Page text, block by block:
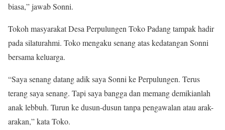
biasa,” jawab Sonni.
Tokoh masyarakat Desa Perpulungen Toko Padang tampak hadir
pada silaturahmi. Toko mengaku senang atas kedatangan Sonni
bersama keluarga.
“Saya senang datang adik saya Sonni ke Perpulungen. Terus
terang saya senang. Tapi saya bangga dan memang demikianlah
anak lebbuh. Turun ke dusun-dusun tanpa pengawalan atau arak-
arakan,” kata Toko.